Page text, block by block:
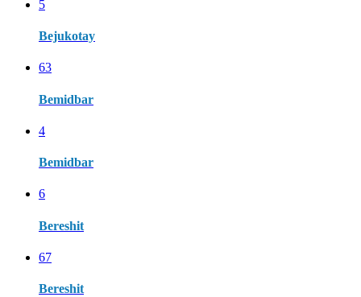
5
Bejukotay
63
Bemidbar
4
Bemidbar
6
Bereshit
67
Bereshit